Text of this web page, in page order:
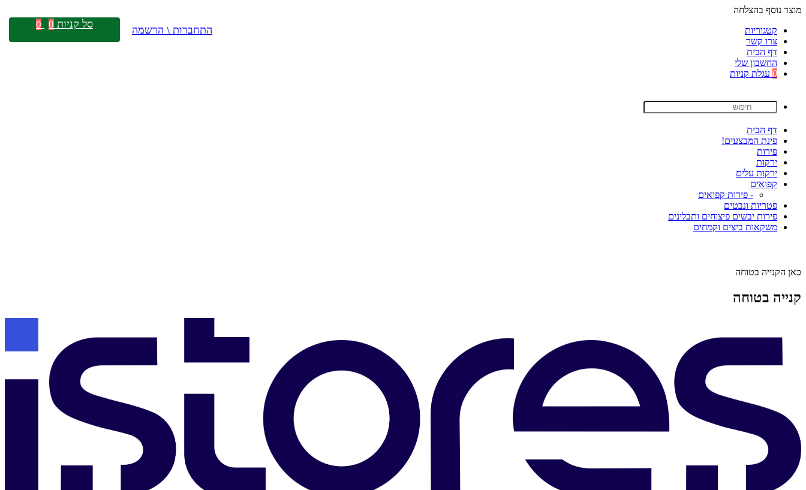
מוצר נוסף בהצלחה
קטגוריות
צרו קשר
דף הבית
החשבון שלי
0 עגלת קניות
דף הבית
פינת המבצעים!
פירות
ירקות
ירקות עלים
קפואים
- פירות קפואים
פטריות ונבטים
פירות יבשים פיצוחים ותבלינים
משקאות ביצים וקמחים
כאן הקנייה בטוחה
קנייה בטוחה
התחברות \ הרשמה סל קניות 0
0